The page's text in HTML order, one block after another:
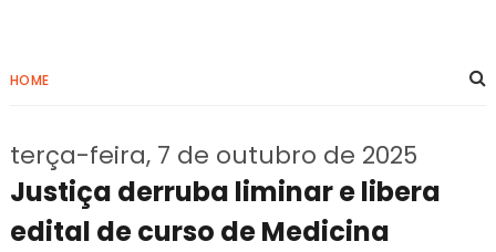
HOME
terça-feira, 7 de outubro de 2025
Justiça derruba liminar e libera
edital de curso de Medicina